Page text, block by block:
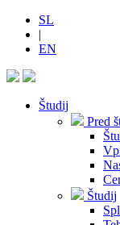
SL
|
EN
Študij
Pred
Študij